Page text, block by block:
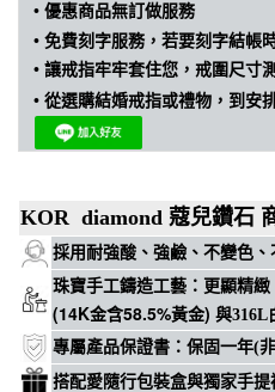
• 優惠商品無訂做服務
• 免費刻字服務，若要刻字結帳
•讓戒指牢牢套住您，戒圍尺寸
•從選購結婚戒指或禮物，到安
KOR diamond 蔻兒鑽石
採用耐強酸、強鹼、不變色、
珠寶手工鑄造工藝 ： 更顯精緻
(14K金含58.5%黃金) 與316L
專屬產品保證書 ： 保固一年(
搭配愛隨行包裝盒與獨家手提